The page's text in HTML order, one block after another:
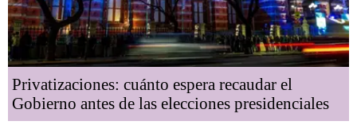
Privatizaciones: cuánto espera recaudar el
Gobierno antes de las elecciones presidenciales